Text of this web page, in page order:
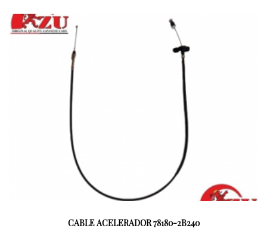
CABLE ACELERADOR 78180-2B240